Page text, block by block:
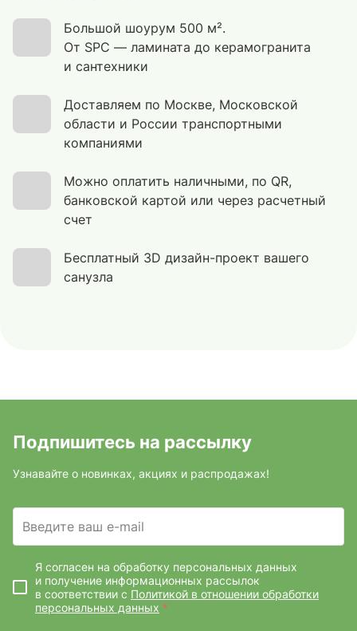
Большой шоурум 500 м².
От SPC — ламината до керамогранита
и сантехники
Доставляем по Москве, Московской
области и России транспортными
компаниями
Можно оплатить наличными, по QR,
банковской картой или через расчетный
счет
Бесплатный 3D дизайн-проект вашего
санузла
Подпишитесь на рассылку
Узнавайте о новинках, акциях и распродажах!
Введите ваш e-mail
Я согласен на обработку персональных данных
и получение информационных рассылок
в соответствии с Политикой в отношении обработки
персональных данных *